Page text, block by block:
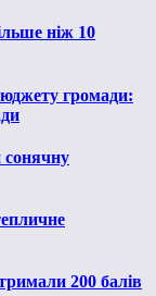
ніж 10
громади:
200 балів